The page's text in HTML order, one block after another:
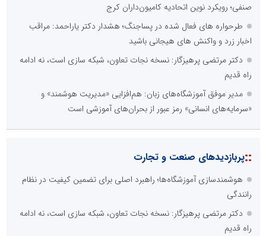
صنفی؛ رویکرد نوین اتحادیه کامیون‌داران کرج
طرحواره های فعال شده در پساجنگ؛ هشدار دکتر یاراحمد: مراقب
اخبار زرد و واکنش های هیجانی باشید
دکتر مرتضی پرهیزگار: نسخه نجات تعاون، شبکه سازی است، نه ادامه
راه قدیم
مدیر موفق آموزشگاه‌های زبان: هم‌افزایی «مدیریت هوشمند» و
«سرمایه‌های انسانی» رمز عبور از بحران‌های آموزشی است
::پربازدیدهای صنعت و تجارت
هوشمندسازی آموزشگاه‌ها؛ راهبرد اصلی برای تضمین کیفیت در نظام
رانندگی
دکتر مرتضی پرهیزگار: نسخه نجات تعاون، شبکه سازی است، نه ادامه
راه قدیم